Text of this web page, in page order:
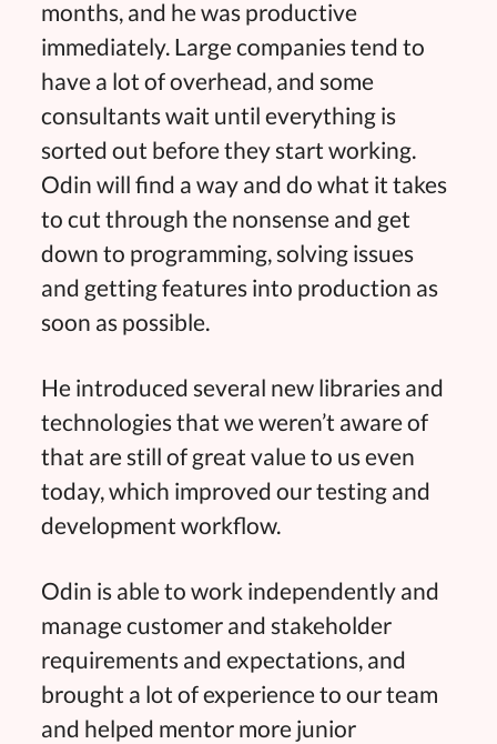
months, and he was productive
immediately. Large companies tend to
have a lot of overhead, and some
consultants wait until everything is
sorted out before they start working.
Odin will find a way and do what it takes
to cut through the nonsense and get
down to programming, solving issues
and getting features into production as
soon as possible.
He introduced several new libraries and
technologies that we weren’t aware of
that are still of great value to us even
today, which improved our testing and
development workflow.
Odin is able to work independently and
manage customer and stakeholder
requirements and expectations, and
brought a lot of experience to our team
and helped mentor more junior